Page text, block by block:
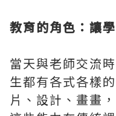
教育的角色：讓
當天與老師交流
生都有各式各樣
片、設計、畫畫